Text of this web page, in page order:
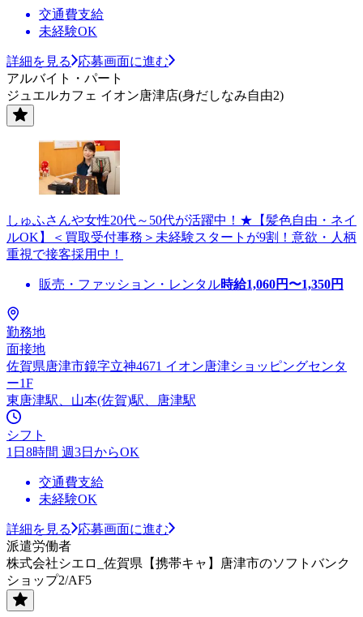
交通費支給
未経験OK
詳細を見る
応募画面に進む
アルバイト・パート
ジュエルカフェ イオン唐津店(身だしなみ自由2)
しゅふさんや女性20代～50代が活躍中！★【髪色自由・ネイ
ルOK】＜買取受付事務＞未経験スタートが9割！意欲・人柄
重視で接客採用中！
販売・ファッション・レンタル時給1,060円〜1,350円
勤務地
面接地
佐賀県唐津市鏡字立神4671 イオン唐津ショッピングセンタ
ー1F
東唐津駅、山本(佐賀)駅、唐津駅
シフト
1日8時間 週3日からOK
交通費支給
未経験OK
詳細を見る
応募画面に進む
派遣労働者
株式会社シエロ_佐賀県【携帯キャ】唐津市のソフトバンク
ショップ2/AF5